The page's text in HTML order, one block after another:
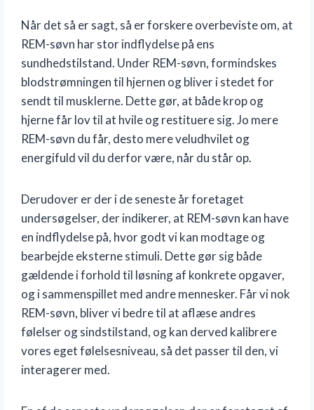
Når det så er sagt, så er forskere overbeviste om, at
REM-søvn har stor indflydelse på ens
sundhedstilstand. Under REM-søvn, formindskes
blodstrømningen til hjernen og bliver i stedet for
sendt til musklerne. Dette gør, at både krop og
hjerne får lov til at hvile og restituere sig. Jo mere
REM-søvn du får, desto mere veludhvilet og
energifuld vil du derfor være, når du står op.
Derudover er der i de seneste år foretaget
undersøgelser, der indikerer, at REM-søvn kan have
en indflydelse på, hvor godt vi kan modtage og
bearbejde eksterne stimuli. Dette gør sig både
gældende i forhold til løsning af konkrete opgaver,
og i sammenspillet med andre mennesker. Får vi nok
REM-søvn, bliver vi bedre til at aflæse andres
følelser og sindstilstand, og kan derved kalibrere
vores eget følelsesniveau, så det passer til den, vi
interagerer med.